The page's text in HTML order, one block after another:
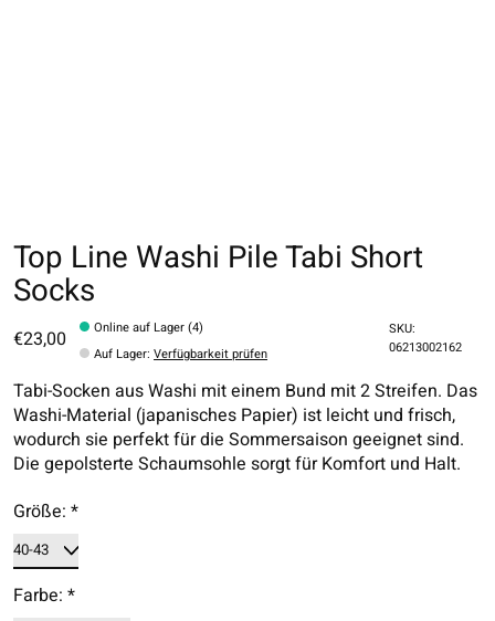
Top Line Washi Pile Tabi Short
Socks
€23,00
Online auf Lager (4)
Auf Lager:Verfügbarkeit prüfen
SKU:
06213002162
Tabi-Socken aus Washi mit einem Bund mit 2 Streifen. Das
Washi-Material (japanisches Papier) ist leicht und frisch,
wodurch sie perfekt für die Sommersaison geeignet sind.
Die gepolsterte Schaumsohle sorgt für Komfort und Halt.
Größe: *
Farbe: *